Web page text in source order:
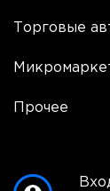
Торговые
Прочее